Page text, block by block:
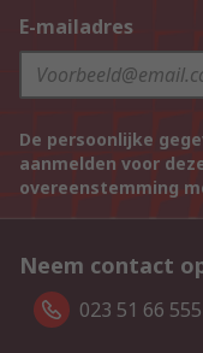
E-mailadres
De persoonlijke
aanmelden voor
overeenstemming
Neem contact
023 51 66 555